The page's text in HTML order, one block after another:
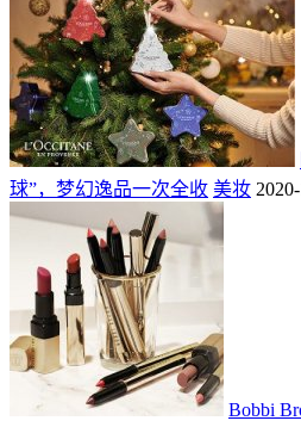
球”，梦幻逸品一次全收 美妆
Bobbi